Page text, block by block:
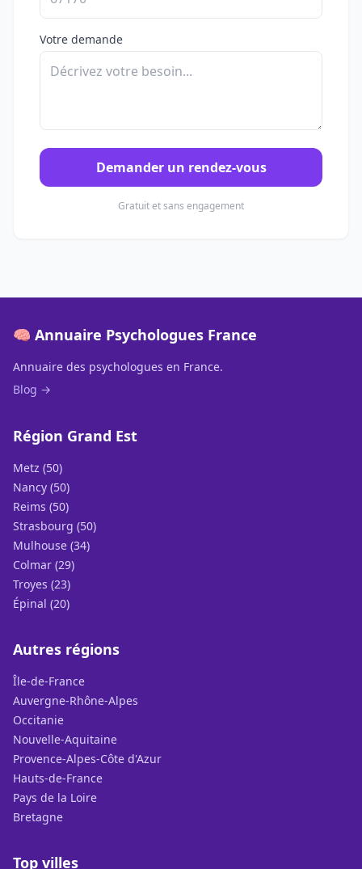
Votre demande
Demander un rendez-vous
Gratuit et sans engagement
🧠 Annuaire Psychologues France
Annuaire des psychologues en France.
Blog →
Région Grand Est
Metz (50)
Nancy (50)
Reims (50)
Strasbourg (50)
Mulhouse (34)
Colmar (29)
Troyes (23)
Épinal (20)
Autres régions
Île-de-France
Auvergne-Rhône-Alpes
Occitanie
Nouvelle-Aquitaine
Provence-Alpes-Côte d'Azur
Hauts-de-France
Pays de la Loire
Bretagne
Top villes